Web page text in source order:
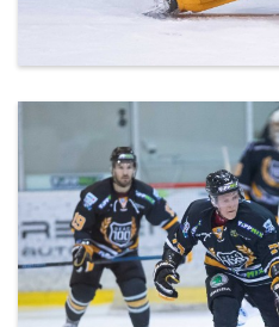
20200302_DEAC-Csíkszereda-17.jpg